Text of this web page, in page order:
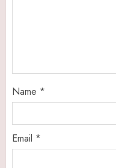
Name *
Email *